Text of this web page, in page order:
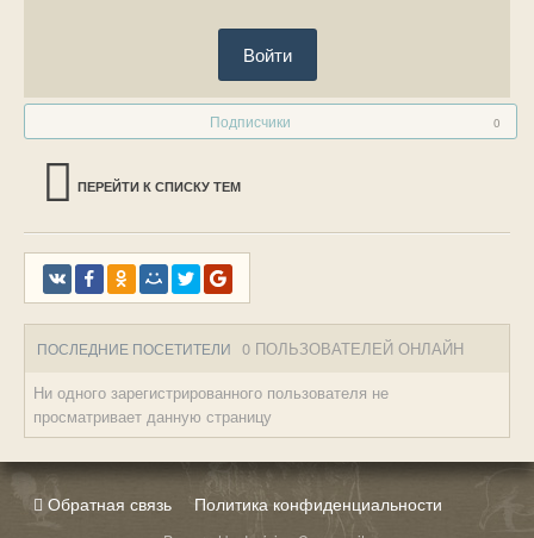
Войти
Подписчики 0
ПЕРЕЙТИ К СПИСКУ ТЕМ
ПОСЛЕДНИЕ ПОСЕТИТЕЛИ 0 ПОЛЬЗОВАТЕЛЕЙ ОНЛАЙН
Ни одного зарегистрированного пользователя не
просматривает данную страницу
Обратная связь Политика конфиденциальности